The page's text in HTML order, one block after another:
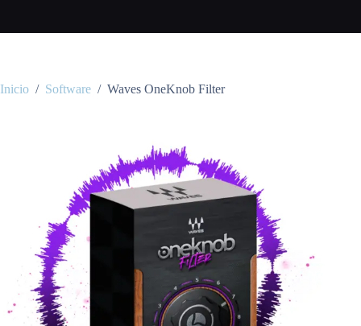
Inicio / Software / Waves OneKnob Filter